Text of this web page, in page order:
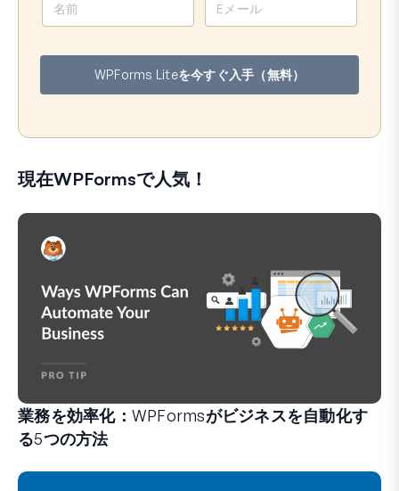
ア
ド
レ
WPForms Liteを今すぐ入手（無料）
現在WPFormsで人気！
業務を効率化：WPFormsがビジネスを自動化す
る5つの方法